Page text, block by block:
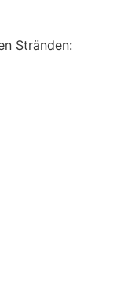
Stränden: